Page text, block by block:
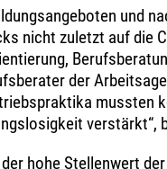
und
nicht zuletzt auf die
der
mussten
verstärkt“,
hohe Stellenwert